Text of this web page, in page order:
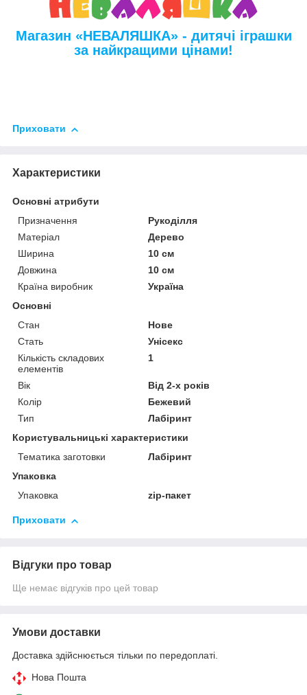
Магазин «НЕВАЛЯШКА» - дитячі іграшки
за найкращими цінами!
Приховати
Характеристики
Основні атрибути
Призначення
Рукоділля
Матеріал
Дерево
Ширина
10 см
Довжина
10 см
Країна виробник
Україна
Основні
Стан
Нове
Стать
Унісекс
Кількість складових
елементів
1
Вік
Від 2-х років
Колір
Бежевий
Тип
Лабіринт
Користувальницькі характеристики
Тематика заготовки
Лабіринт
Упаковка
Упаковка
zip-пакет
Приховати
Відгуки про товар
Ще немає відгуків про цей товар
Умови доставки
Доставка здійснюється тільки по передоплаті.
Нова Пошта